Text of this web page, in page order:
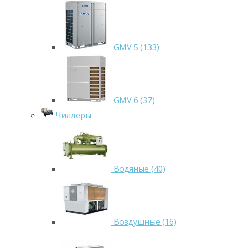
GMV 5 (133)
GMV 6 (37)
Чиллеры
Водяные (40)
Воздушные (16)